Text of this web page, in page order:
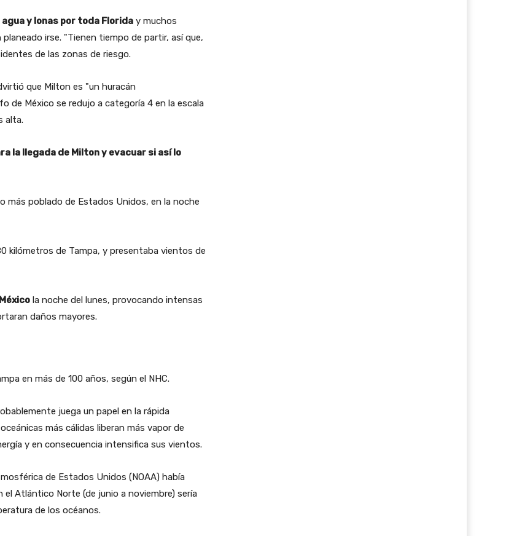
y lonas por toda Florida y muchos
irse. "Tienen tiempo de partir, así que,
de las zonas de riesgo.
que Milton es "un huracán
de México se redujo a categoría 4 en la escala
alta.
la llegada de Milton y evacuar si así lo
más poblado de Estados Unidos, en la noche
kilómetros de Tampa, y presentaba vientos de
la noche del lunes, provocando intensas
daños mayores.
en más de 100 años, según el NHC.
juega un papel en la rápida
más cálidas liberan más vapor de
y en consecuencia intensifica sus vientos.
de Estados Unidos (NOAA) había
Atlántico Norte (de junio a noviembre) sería
de los océanos.